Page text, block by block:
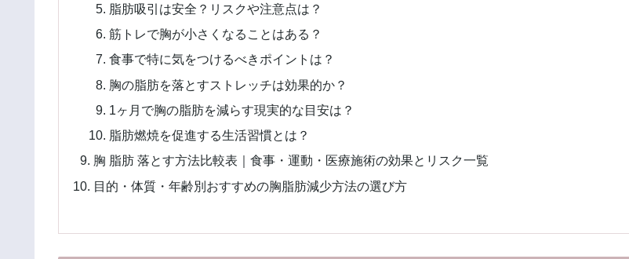
脂肪吸引は安全？リスクや注意点は？
筋トレで胸が小さくなることはある？
食事で特に気をつけるべきポイントは？
胸の脂肪を落とすストレッチは効果的か？
1ヶ月で胸の脂肪を減らす現実的な目安は？
脂肪燃焼を促進する生活習慣とは？
胸 脂肪 落とす方法比較表｜食事・運動・医療施術の効果とリスク一覧
目的・体質・年齢別おすすめの胸脂肪減少方法の選び方